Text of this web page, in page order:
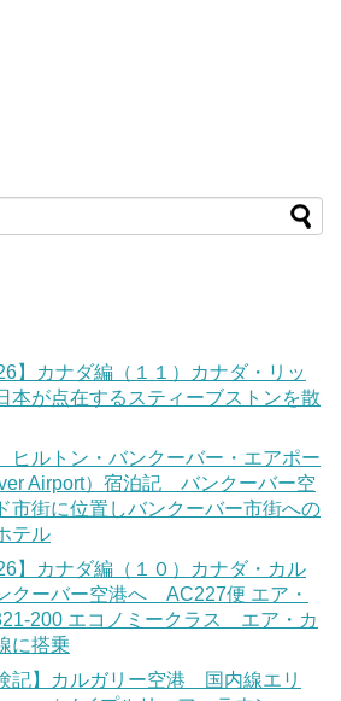
】カナダ編（１１）カナダ・リッ
が点在するスティーブストンを散
ヒルトン・バンクーバー・エアポー
Airport）宿泊記 バンクーバー空
市街に位置しバンクーバー市街への
テル
】カナダ編（１０）カナダ・カル
クーバー空港へ AC227便 エア・
200 エコノミークラス エア・カ
に搭乗
記】カルガリー空港 国内線エリ